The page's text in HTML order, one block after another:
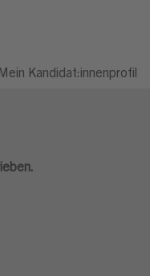
Mein Kandidat:innenprofil